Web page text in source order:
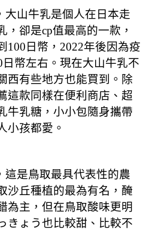
大山牛乳是個人在日本走
卻是cp值最高的一款，
100日幣，2022年後因為疫
幣左右。現在大山牛乳不
西有些地方也能買到。除
這款同樣在便利商店、超
牛乳糖，小小包隨身攜帶
小孩都愛。
這是鳥取最具代表性的農
沙丘種植的最為有名，醃
為主，但在鳥取酸味更明
きょう也比較甜、比較不